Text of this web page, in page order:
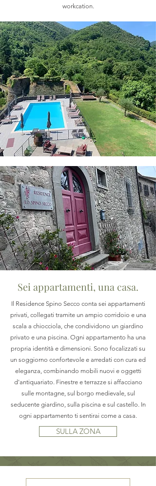
workcation.
Sei appartamenti, una casa.
Il Residence Spino Secco conta sei appartamenti
privati, collegati tramite un ampio corridoio e una
scala a chiocciola, che condividono un giardino
privato e una piscina. Ogni appartamento ha una
propria identità e dimensioni. Sono focalizzati su
un soggiorno confortevole e arredati con cura ed
eleganza, combinando mobili nuovi e oggetti
d'antiquariato. Finestre e terrazze si affacciano
sulle montagne, sul borgo medievale, sul
seducente giardino, sulla piscina e sul castello. In
ogni appartamento ti sentirai come a casa.
SULLA ZONA